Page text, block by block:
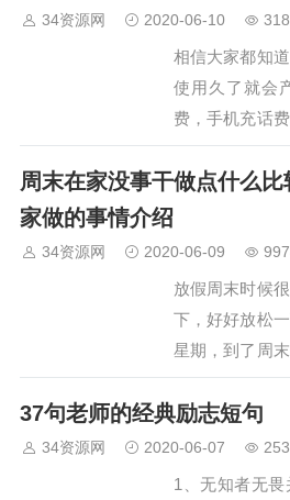
34资源网 2020-06-10
相信大家都知
使用久了就会
费，手机充话
产生积分。这
抽奖或者兑奖
周末在家没事干做点什么
家做的事情介绍
34资源网 2020-06-09
放假周末时候
下，好好放松
星期，到了周
在家好好睡一
吃的犒劳犒劳
干做点什么比
周末在家做的
37句老师的经典励志短句
34资源网 2020-06-07
1、无知者无